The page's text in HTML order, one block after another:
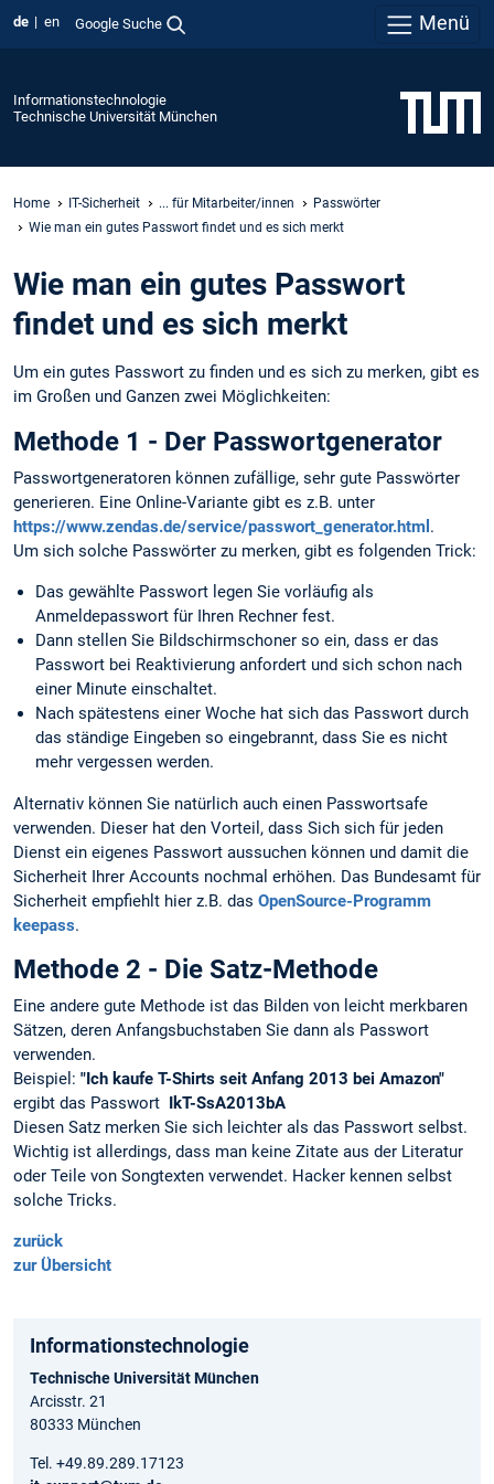
de en Google Suche Menü
Informationstechnologie
Technische Universität München
Home IT-Sicherheit ... für Mitarbeiter/innen
Passwörter
Wie man ein gutes Passwort findet und es sich merkt
Wie man ein gutes Passwort
findet und es sich merkt
Um ein gutes Passwort zu finden und es sich zu merken, gibt es
im Großen und Ganzen zwei Möglichkeiten:
Methode 1 - Der Passwortgenerator
Passwortgeneratoren können zufällige, sehr gute Passwörter
generieren. Eine Online-Variante gibt es z.B. unter
https://www.zendas.de/service/passwort_generator.html .
Um sich solche Passwörter zu merken, gibt es folgenden Trick:
Das gewählte Passwort legen Sie vorläufig als
Anmeldepasswort für Ihren Rechner fest.
Dann stellen Sie Bildschirmschoner so ein, dass er das
Passwort bei Reaktivierung anfordert und sich schon nach
einer Minute einschaltet.
Nach spätestens einer Woche hat sich das Passwort durch
das ständige Eingeben so eingebrannt, dass Sie es nicht
mehr vergessen werden.
Alternativ können Sie natürlich auch einen Passwortsafe
verwenden. Dieser hat den Vorteil, dass Sich sich für jeden
Dienst ein eigenes Passwort aussuchen können und damit die
Sicherheit Ihrer Accounts nochmal erhöhen. Das Bundesamt für
Sicherheit empfiehlt hier z.B. das OpenSource-Programm
keepass.
Methode 2 - Die Satz-Methode
Eine andere gute Methode ist das Bilden von leicht merkbaren
Sätzen, deren Anfangsbuchstaben Sie dann als Passwort
verwenden.
Beispiel: "Ich kaufe T-Shirts seit Anfang 2013 bei Amazon"
ergibt das Passwort IkT-SsA2013bA
Diesen Satz merken Sie sich leichter als das Passwort selbst.
Wichtig ist allerdings, dass man keine Zitate aus der Literatur
oder Teile von Songtexten verwendet. Hacker kennen selbst
solche Tricks.
zurück
zur Übersicht
Informationstechnologie
Technische Universität München
Arcisstr. 21
80333 München
Tel. +49.89.289.17123